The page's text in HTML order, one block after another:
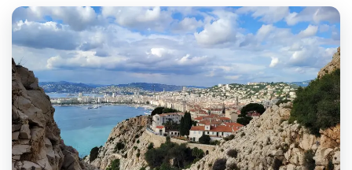
Trajet Longue Distance